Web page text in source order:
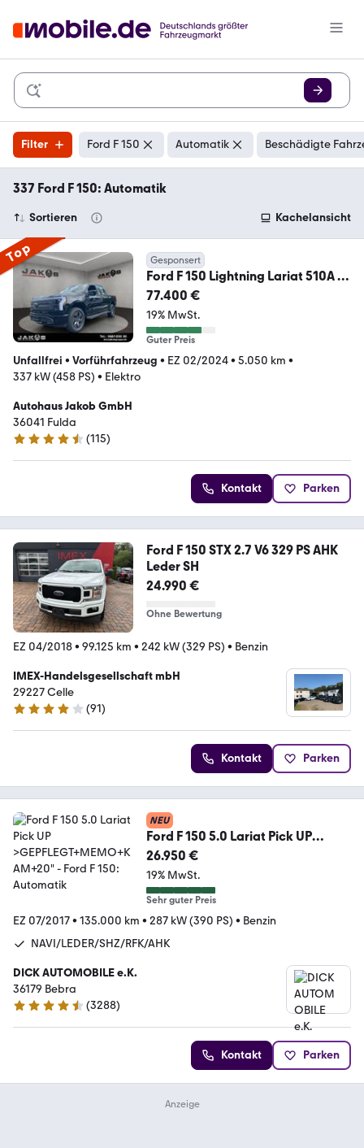
Filter Ford F 150 Automatik Beschädigte
337 Ford F 150: Automatik
Sortieren Kachelansicht
Top Gesponsert
Ford F 150 Lightning Lariat 510A -
German homologa...
77.400 €
19% MwSt.
Guter Preis
Unfallfrei • Vorführfahrzeug • EZ 02/2024• 5.050 km •
337 kW (458 PS) • Elektro
Autohaus Jakob GmbH
36041 Fulda
4.4 Sterne
(115)
Kontakt Parken
Ford F 150 STX 2.7 V6 329 PS AHK
Leder SH
24.990 €
Ohne Bewertung
EZ 04/2018• 99.125 km • 242 kW (329 PS) • Benzin
IMEX-Handelsgesellschaft mbH
29227 Celle
4.1 Sterne
(91)
Kontakt Parken
NEU
Ford F 150 5.0 Lariat Pick UP
>GEPFLEGT+MEMO+KAM+20"
26.950 €
19% MwSt.
Sehr guter Preis
EZ 07/2017• 135.000 km • 287 kW (390 PS) • Benzin
NAVI/LEDER/SHZ/RFK/AHK
DICK AUTOMOBILE e.K.
36179 Bebra
4.7 Sterne
(3288)
Kontakt Parken